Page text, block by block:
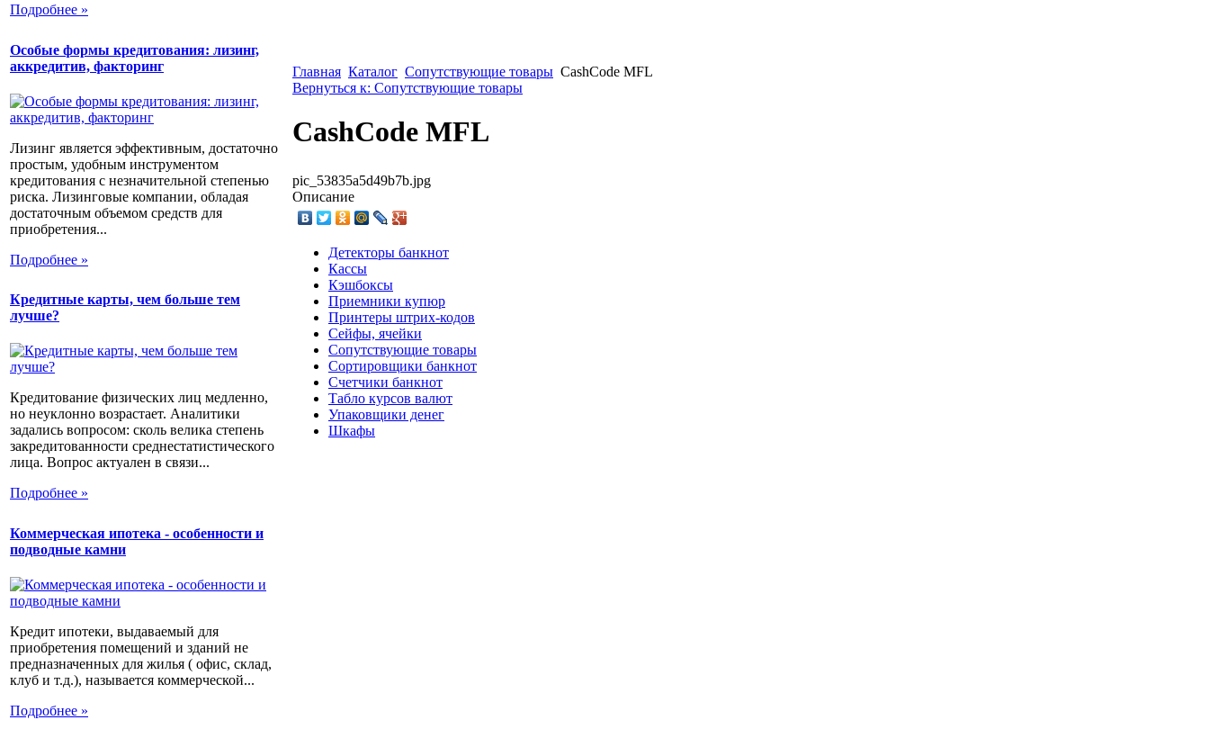
Подробнее »
Особые формы кредитования: лизинг,
аккредитив, факторинг
Лизинг является эффективным, достаточно
простым, удобным инструментом
кредитования с незначительной степенью
риска. Лизинговые компании, обладая
достаточным объемом средств для
приобретения...
Подробнее »
Кредитные карты, чем больше тем
лучше?
Кредитование физических лиц медленно,
но неуклонно возрастает. Аналитики
задались вопросом: сколь велика степень
закредитованности среднестатистического
лица. Вопрос актуален в связи...
Подробнее »
Коммерческая ипотека - особенности и
подводные камни
Кредит ипотеки, выдаваемый для
приобретения помещений и зданий не
предназначенных для жилья ( офис, склад,
клуб и т.д.), называется коммерческой...
Подробнее »
Главная Каталог Сопутствующие товары CashCode MFL
Вернуться к: Сопутствующие товары
CashCode MFL
pic_53835a5d49b7b.jpg
Описание
Детекторы банкнот
Кассы
Кэшбоксы
Приемники купюр
Принтеры штрих-кодов
Сейфы, ячейки
Сопутствующие товары
Сортировщики банкнот
Счетчики банкнот
Табло курсов валют
Упаковщики денег
Шкафы